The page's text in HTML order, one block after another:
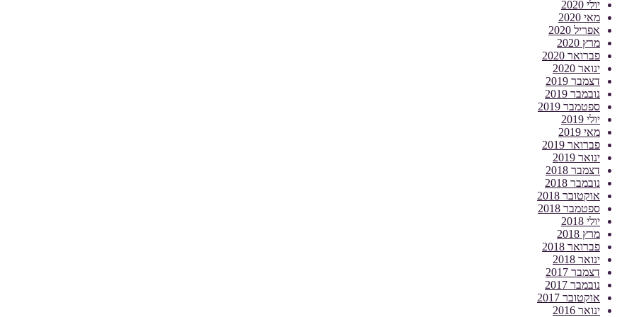
יולי 2020
מאי 2020
אפריל 2020
מרץ 2020
פברואר 2020
ינואר 2020
דצמבר 2019
נובמבר 2019
ספטמבר 2019
יולי 2019
מאי 2019
פברואר 2019
ינואר 2019
דצמבר 2018
נובמבר 2018
אוקטובר 2018
ספטמבר 2018
יולי 2018
מרץ 2018
פברואר 2018
ינואר 2018
דצמבר 2017
נובמבר 2017
אוקטובר 2017
ינואר 2016